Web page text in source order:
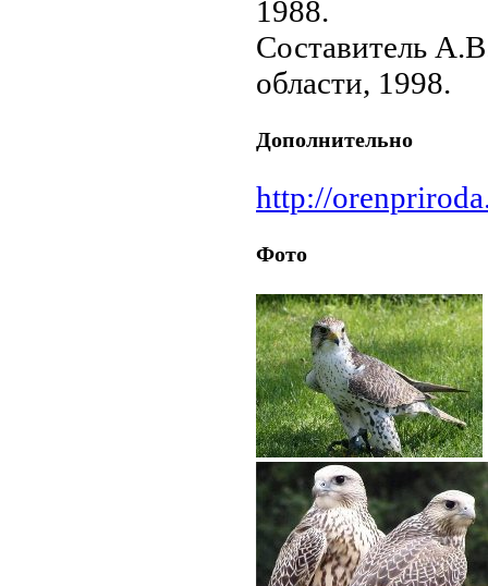
1988.
Составитель
области, 1998.
Дополнительно
http://
Фото